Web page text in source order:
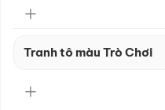
Tranh tô màu Trò Chơi